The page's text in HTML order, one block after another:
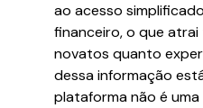
ao acesso
financeiro, o que
novatos quanto
dessa informação
plataforma não é